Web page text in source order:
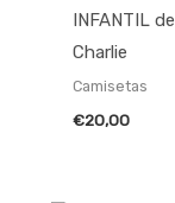
INFANTIL de
Charlie
Camisetas
€20,00